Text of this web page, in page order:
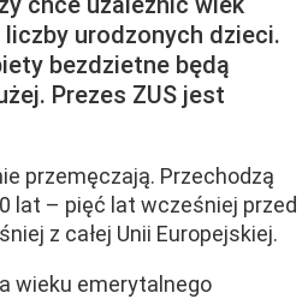
urodzonych dzieci.
bezdzietne będą
Prezes ZUS jest
przemęczają. Przechodzą
lat – pięć lat wcześniej przed
z całej Unii Europejskiej.
wieku emerytalnego